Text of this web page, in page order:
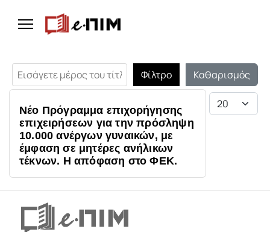
Εισάγετε μέρος του τίτλου.
Φίλτρο
Καθαρισμός
Εμφάνιση #
Νέο Πρόγραμμα επιχορήγησης
επιχειρήσεων για την πρόσληψη
10.000 ανέργων γυναικών, με
έμφαση σε μητέρες ανήλικων
τέκνων. Η απόφαση στο ΦΕΚ.